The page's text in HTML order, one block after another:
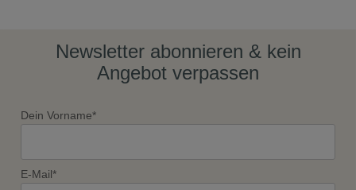
Newsletter abonnieren & kein
Angebot verpassen
Dein Vorname*
E-Mail*